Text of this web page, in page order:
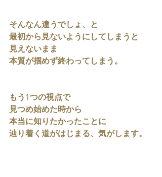
そんなん違うでしょ、と
最初から見ないようにしてしまうと
見えないまま
本質が掴めず終わってしまう。
もう1つの視点で
見つめ始めた時から
本当に知りたかったことに
辿り着く道がはじまる、気がします。